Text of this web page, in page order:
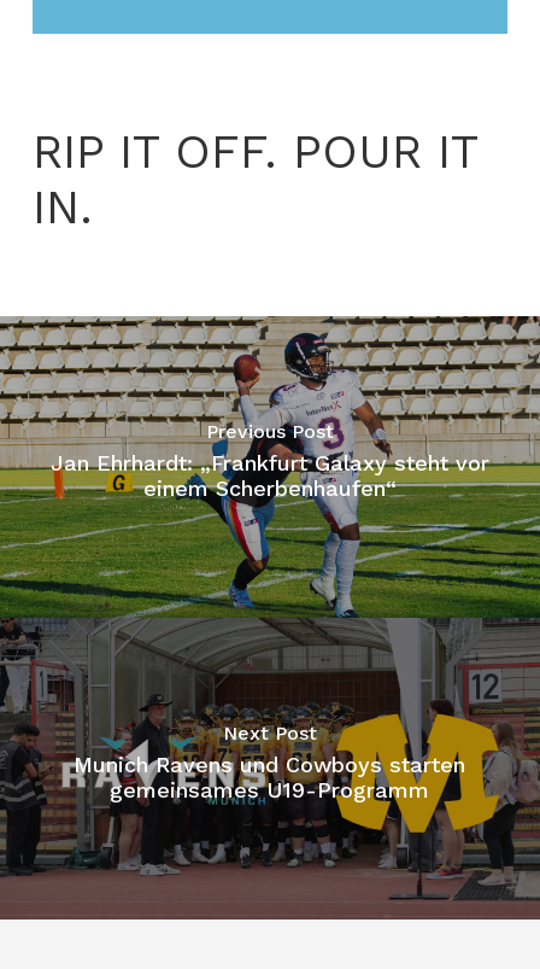
RIP IT OFF. POUR IT
IN.
Previous Post
Jan Ehrhardt: „Frankfurt Galaxy steht vor
einem Scherbenhaufen“
Next Post
Munich Ravens und Cowboys starten
gemeinsames U19-Programm